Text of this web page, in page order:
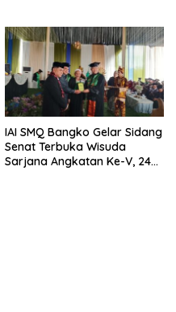
IAI SMQ Bangko Gelar Sidang
Senat Terbuka Wisuda
Sarjana Angkatan Ke-V, 243